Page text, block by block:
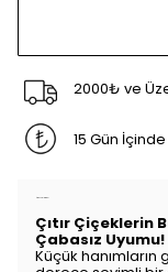
2000₺ ve
15 Gün
Çıtır Çiçeklerin
Çabasız Uyumu!
Küçük